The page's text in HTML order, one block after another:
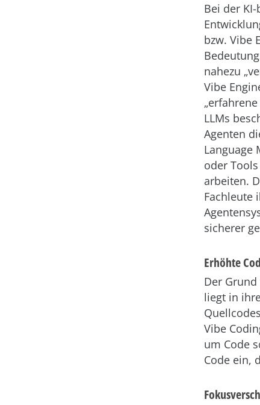
Bei der
bzw. Vibe
nahezu
Vibe
LLMs
Agenten
Language
oder
arbeiten.
Fachleute
sicherer
Erhöhte
Der
liegt in
Vibe
um Code
Code ein,